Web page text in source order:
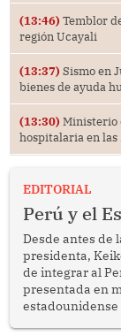
(13:46) Temblor
región Ucayali
(13:37) Sismo en
bienes de ayuda
(13:30) Ministerio
hospitalaria en las
EDITORIAL
Perú y el
Desde antes de
presidenta,
de integrar al
presentada en